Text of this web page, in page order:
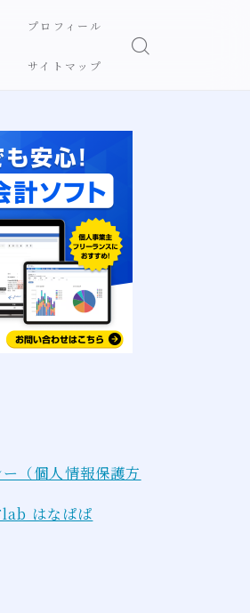
プロフィール
サイトマップ
（個人情報保護方
lab はなぱぱ